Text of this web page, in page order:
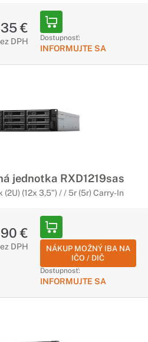
€
DPH Dostupnosť:
INFORMUJTE SA
jednotka RXD1219sas
(12x 3,5") / / 5r (5r) Carry-In
€
DPH
NÁKUP MOŽNÝ IBA NA
IČO / DIČ
Dostupnosť:
INFORMUJTE SA